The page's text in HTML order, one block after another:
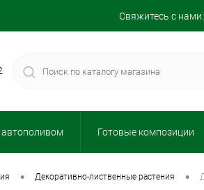
Свяжитесь с нами:
автополивом Готовые композиции
• декоративно-лиственные растения •